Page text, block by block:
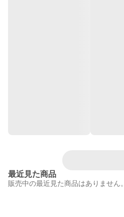
最近見た商品
販売中の最近見た商品はありません。